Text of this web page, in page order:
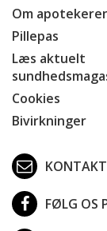
Om
Pillepas
Læs aktuelt
Cookies
Bivirkninger
FØLG OS